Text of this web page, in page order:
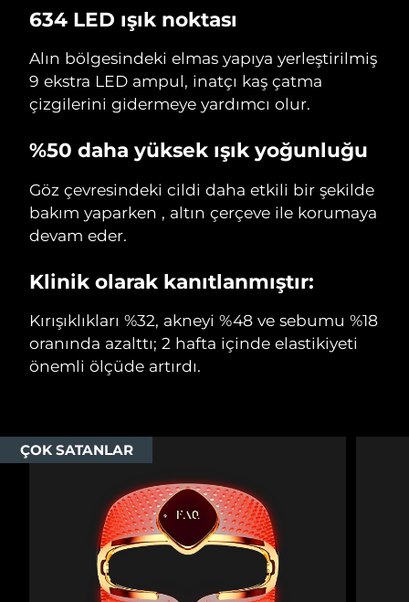
634 LED ışık noktası
Alın bölgesindeki elmas yapıya yerleştirilmiş
9 ekstra LED ampul, inatçı kaş çatma
çizgilerini gidermeye yardımcı olur.
%50 daha yüksek ışık yoğunluğu
Göz çevresindeki cildi daha etkili bir şekilde
bakım yaparken , altın çerçeve ile korumaya
devam eder.
Klinik olarak kanıtlanmıştır:
Kırışıklıkları %32, akneyi %48 ve sebumu %18
oranında azalttı; 2 hafta içinde elastikiyeti
önemli ölçüde artırdı.
ÇOK SATANLAR